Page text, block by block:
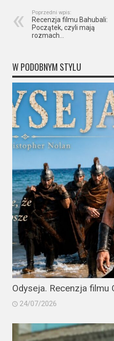
Poprzedni wpis:
Recenzja filmu Bahubali:
Początek, czyli mają
rozmach…
W PODOBNYM STYLU
Odyseja. Recenzja filmu
24/07/2026